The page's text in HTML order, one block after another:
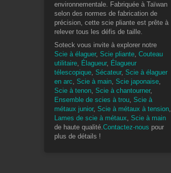
environnementale. Fabriquée à Taïwan
selon des normes de fabrication de
précision, cette scie pliante est prête à
relever tous les défis de taille.
Soteck vous invite à explorer notre
Scie à élaguer, Scie pliante, Couteau
utilitaire, Élagueur, Élagueur
télescopique, Sécateur, Scie à élaguer
en arc, Scie à main, Scie japonaise,
Scie à tenon, Scie à chantourner,
Ensemble de scies à trou, Scie à
métaux junior, Scie à métaux à tension,
Lames de scie à métaux, Scie à main
de haute qualité.Contactez-nous pour
plus de détails !